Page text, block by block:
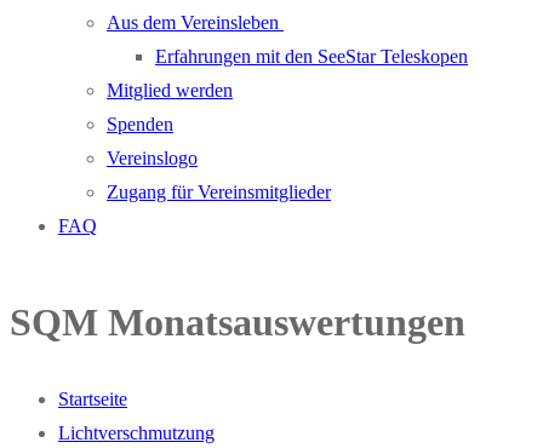
Aus dem Vereinsleben
Erfahrungen mit den SeeStar Teleskopen
Mitglied werden
Spenden
Vereinslogo
Zugang für Vereinsmitglieder
FAQ
SQM Monatsauswertungen
Startseite
Lichtverschmutzung